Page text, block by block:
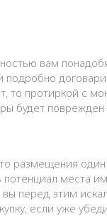
вам
то протиркой с
будет
размещения
места
перед этим
если уже